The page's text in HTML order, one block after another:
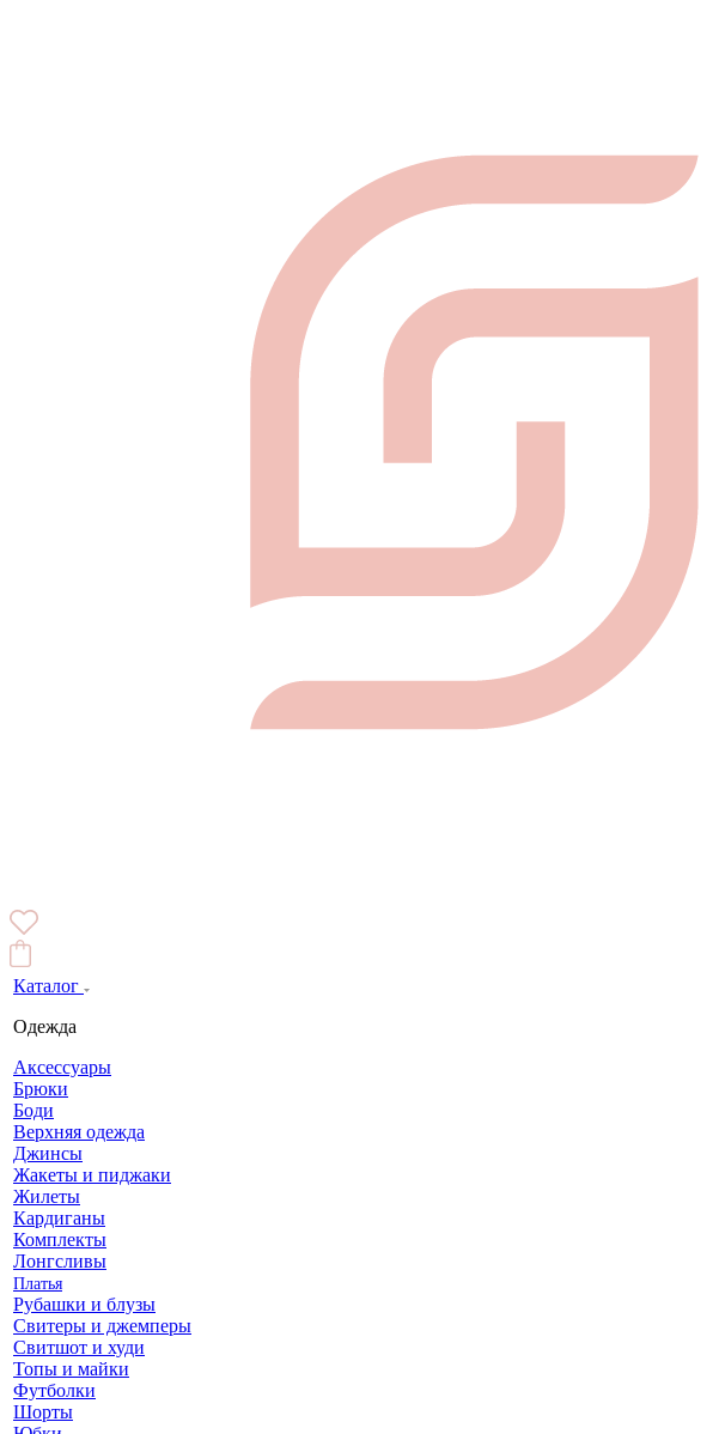
Каталог
Одежда
Аксессуары
Брюки
Боди
Верхняя одежда
Джинсы
Жакеты и пиджаки
Жилеты
Кардиганы
Комплекты
Лонгсливы
Платья
Рубашки и блузы
Свитеры и джемперы
Свитшот и худи
Топы и майки
Футболки
Шорты